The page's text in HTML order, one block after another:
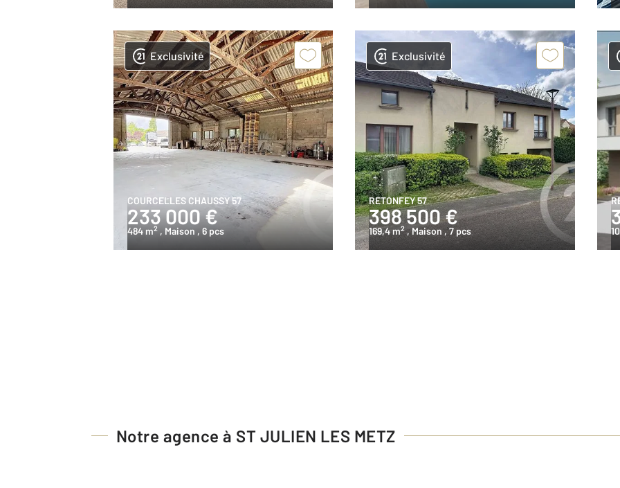
Exclusivité
COURCELLES CHAUSSY 57
233 000 €
484 m2 , Maison , 6 pcs
Exclusivité
RETONFEY 57
398 500 €
169,4 m2 , Maison , 7 pcs
Notre agence à ST JULIEN LES METZ